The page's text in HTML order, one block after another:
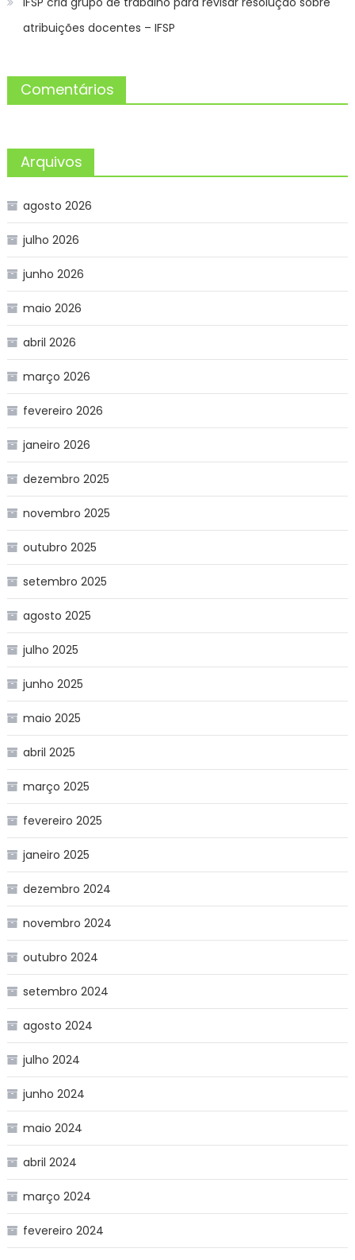
atribuições docentes – IFSP
Comentários
Arquivos
agosto 2026
julho 2026
junho 2026
maio 2026
abril 2026
março 2026
fevereiro 2026
janeiro 2026
dezembro 2025
novembro 2025
outubro 2025
setembro 2025
agosto 2025
julho 2025
junho 2025
maio 2025
abril 2025
março 2025
fevereiro 2025
janeiro 2025
dezembro 2024
novembro 2024
outubro 2024
setembro 2024
agosto 2024
julho 2024
junho 2024
maio 2024
abril 2024
março 2024
fevereiro 2024